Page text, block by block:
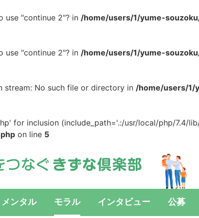
use "continue 2"? in /home/users/1/yume-
use "continue 2"? in /home/users/1/yume-
No such file or directory in /home/users/1/
for inclusion (include_path='.:/usr/local/php/7.4/
on line 5
メンタル モラル インタビュー 公募